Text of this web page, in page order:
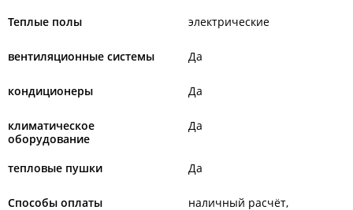
Теплые полы электрические
вентиляционные системы Да
кондиционеры Да
климатическое
оборудование
Да
тепловые пушки Да
Способы оплаты
наличный расчёт